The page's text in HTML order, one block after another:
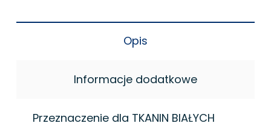
Opis
Informacje dodatkowe
Przeznaczenie dla TKANIN BIAŁYCH